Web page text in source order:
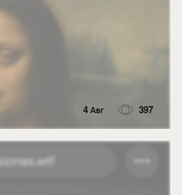
4 Авг 397